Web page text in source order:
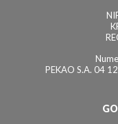
PEKAO S.A. 04